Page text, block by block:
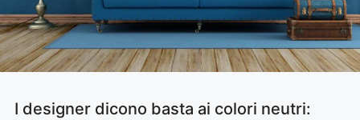
I designer dicono basta ai colori neutri: